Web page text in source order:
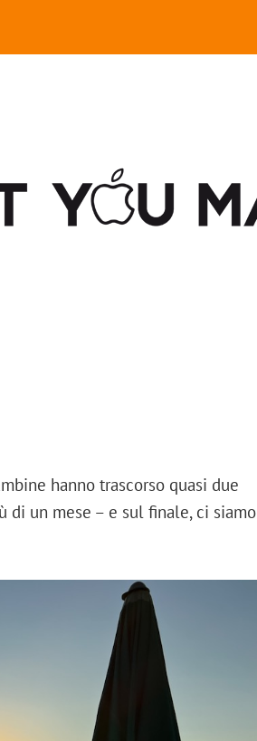
hanno trascorso quasi due
di un mese – e sul finale, ci siamo